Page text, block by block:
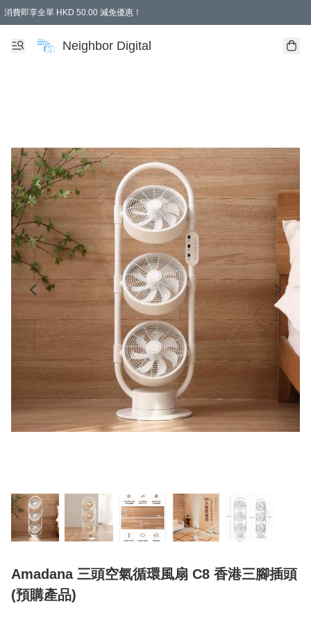
消費即享全單 HKD 50.00 減免優惠！
Neighbor Digital
Amadana 三頭空氣循環風扇 C8 香港三腳插頭
(預購產品)